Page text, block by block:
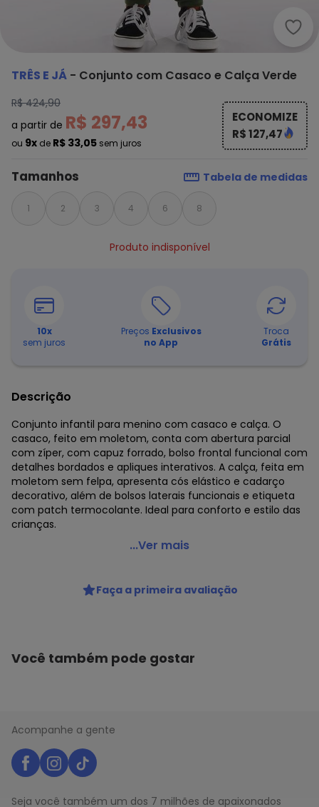
TRÊS E JÁ - Conjunto com Casaco e Calça Verde
R$ 424,90
a partir de R$ 297,43
ou 9x de R$ 33,05 sem juros
ECONOMIZE
R$ 127,47
Tamanhos Tabela de medidas
1 2 3 4 6 8
Produto indisponível
10x
sem juros
Preços Exclusivos
no App
Troca
Grátis
Descrição
Conjunto infantil para menino com casaco e calça. O
casaco, feito em moletom, conta com abertura parcial
com zíper, com capuz forrado, bolso frontal funcional com
detalhes bordados e apliques interativos. A calça, feita em
moletom sem felpa, apresenta cós elástico e cadarço
decorativo, além de bolsos laterais funcionais e etiqueta
com patch termocolante. Ideal para conforto e estilo das
crianças.
Três e Já - Conjunto com Casaco e Calça Verde
Modelagem: Ampla
Comprimento da Manga: Longa
Fornecedor: MALHARIA CRISTINA LTDA / CNPJ
tambor, secar varal, passar 150C, não limpar a seco.
Tecido: Casaco: Moletom | Calça:
Composição: Blusão: 50% Algodão 50% Poliéster | Calça:
...Ver mais
Faça a primeira avaliação
Você também pode gostar
Acompanhe a gente
Seja você também um dos 7 milhões de apaixonados